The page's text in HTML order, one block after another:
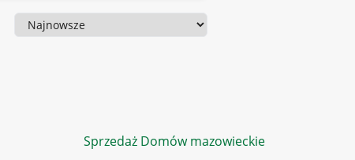
Sortowanie
Sprzedaż Domów mazowieckie